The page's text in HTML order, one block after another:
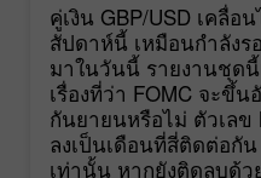
คู่เงิน GBP/USD เคลื่
สัปดาห์นี้ เหมือนกำลัง
มาในวันนี้ รายงานชุด
เรื่องที่ว่า FOMC จะขึ้
กันยายนหรือไม่ ตัวเลข
ลงเป็นเดือนที่สี่ติดต่อกั
เท่านั้น หากยังติดลบด้